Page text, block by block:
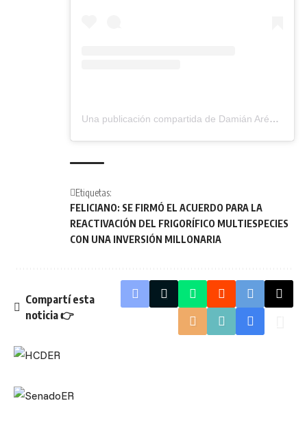
Una publicación compartida de Damián Arévalo (@damianarevalofeliciano)
Etiquetas:
FELICIANO: SE FIRMÓ EL ACUERDO PARA LA
REACTIVACIÓN DEL FRIGORÍFICO MULTIESPECIES
CON UNA INVERSIÓN MILLONARIA
Compartí esta
noticia 👉